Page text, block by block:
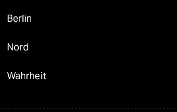
Berlin
Nord
Wahrheit